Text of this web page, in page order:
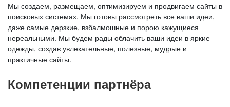
Мы создаем, размещаем, оптимизируем и продвигаем сайты в
поисковых системах. Мы готовы рассмотреть все ваши идеи,
даже самые дерзкие, взбалмошные и порою кажущиеся
нереальными. Мы будем рады облачить ваши идеи в яркие
одежды, создав увлекательные, полезные, мудрые и
практичные сайты.
Компетенции партнёра